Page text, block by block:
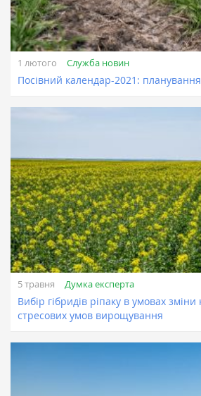
1 лютого Служба новин
Посівний календар-2021: планування
5 травня Думка експерта
Вибір гібридів ріпаку в умовах зміни
стресових умов вирощування